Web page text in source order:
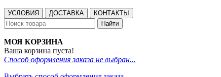
УСЛОВИЯ ДОСТАВКА
КОНТАКТЫ
Найти
МОЯ КОРЗИНА
Ваша корзина пуста!
Способ оформления заказа не выбран...